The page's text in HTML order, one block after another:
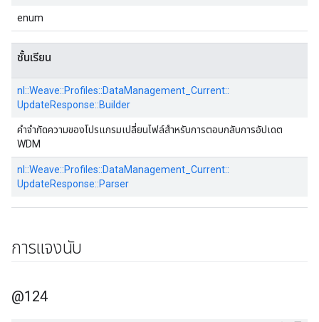
enum
ชั้นเรียน
nl::Weave::Profiles::DataManagement_Current::
UpdateResponse::Builder
คำจำกัดความของโปรแกรมเปลี่ยนไฟล์สำหรับการตอบกลับการอัปเดต
WDM
nl::Weave::Profiles::DataManagement_Current::
UpdateResponse::Parser
การแจงนับ
@124